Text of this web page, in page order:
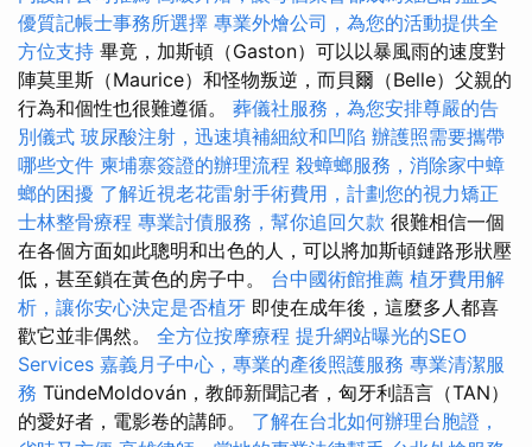
優質記帳士事務所選擇 專業外燴公司，為您的活動提供全
方位支持 畢竟，加斯頓（Gaston）可以以暴風雨的速度對
陣莫里斯（Maurice）和怪物叛逆，而貝爾（Belle）父親的
行為和個性也很難遵循。 葬儀社服務，為您安排尊嚴的告
別儀式 玻尿酸注射，迅速填補細紋和凹陷 辦護照需要攜帶
哪些文件 柬埔寨簽證的辦理流程 殺蟑螂服務，消除家中蟑
螂的困擾 了解近視老花雷射手術費用，計劃您的視力矯正
士林整骨療程 專業討債服務，幫你追回欠款 很難相信一個
在各個方面如此聰明和出色的人，可以將加斯頓鏈路形狀壓
低，甚至鎖在黃色的房子中。 台中國術館推薦 植牙費用解
析，讓你安心決定是否植牙 即使在成年後，這麼多人都喜
歡它並非偶然。 全方位按摩療程 提升網站曝光的SEO
Services 嘉義月子中心，專業的產後照護服務 專業清潔服
務 TündeMoldován，教師新聞記者，匈牙利語言（TAN）
的愛好者，電影卷的講師。 了解在台北如何辦理台胞證，